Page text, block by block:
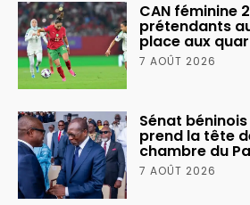
CAN féminine
prétendants
place aux
7 AOÛT 2026
Sénat
prend la tête
chambre du
7 AOÛT 2026